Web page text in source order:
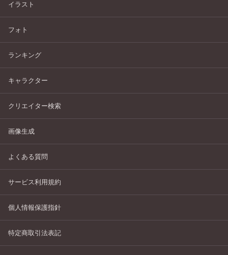
イラスト
フォト
ランキング
キャラクター
クリエイター検索
画像生成
よくある質問
サービス利用規約
個人情報保護指針
特定商取引法表記